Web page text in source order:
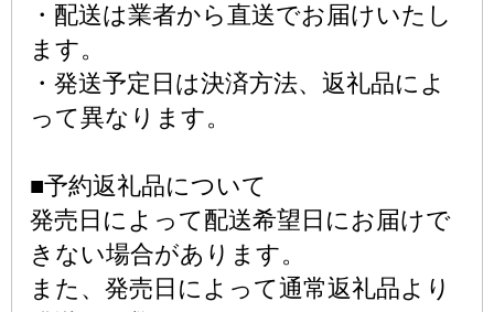
・配送は業者から直送でお届けいたし
ます。
・発送予定日は決済方法、返礼品によ
って異なります。
■予約返礼品について
発売日によって配送希望日にお届けで
きない場合があります。
また、発売日によって通常返礼品より